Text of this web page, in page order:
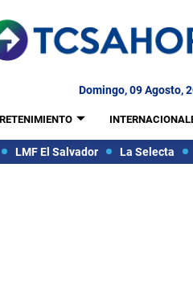
Domingo, 09 Agosto,
LMF El Salvador La Selecta